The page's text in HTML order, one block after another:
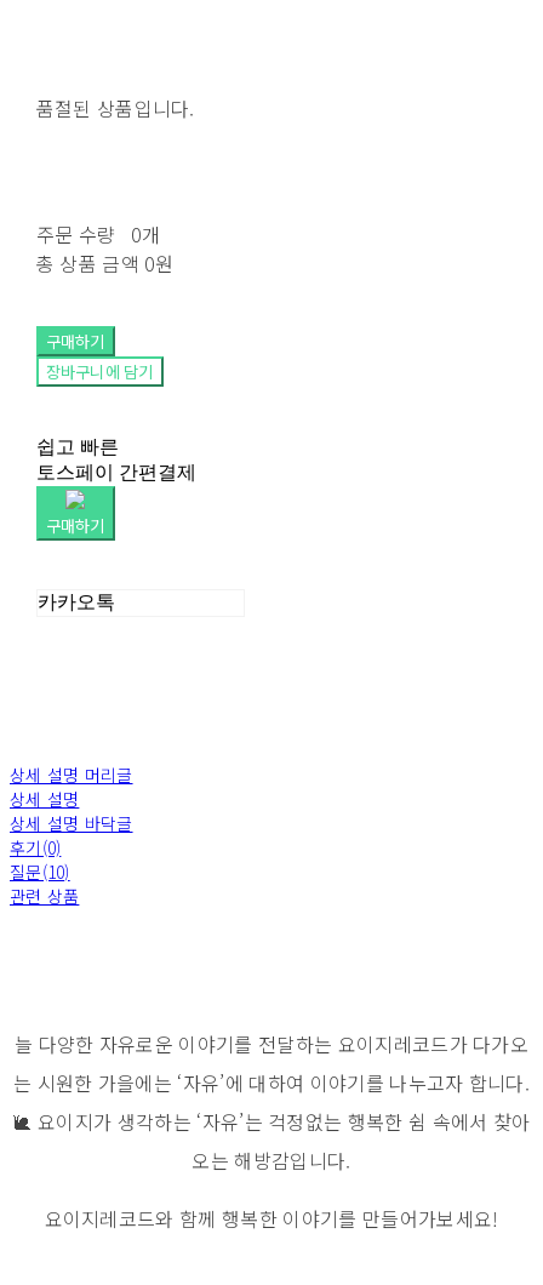
품절된 상품입니다.
주문 수량
0개
총 상품 금액 0원
구매하기
장바구니에 담기
쉽고 빠른
토스페이 간편결제
구매하기
카카오톡
상세 설명 머리글
상세 설명
상세 설명 바닥글
후기(0)
질문(10)
관련 상품
늘 다양한 자유로운 이야기를 전달하는 요이지레코드가 다가오
는 시원한 가을에는 ‘자유’에 대하여 이야기를 나누고자 합니다.
🐌 요이지가 생각하는 ‘자유’는 걱정없는 행복한 쉼 속에서 찾아
오는 해방감입니다.
요이지레코드와 함께 행복한 이야기를 만들어가보세요!